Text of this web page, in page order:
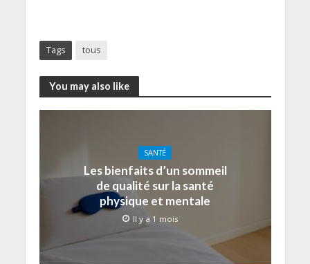
Tags tous
You may also like
SANTÉ
Les bienfaits d’un sommeil
de qualité sur la santé
physique et mentale
Il y a 1 mois